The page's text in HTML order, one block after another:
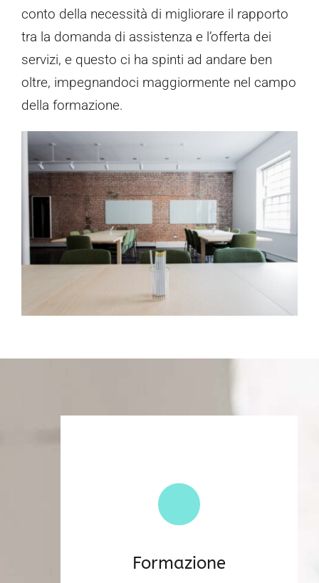
conto della necessità di migliorare il rapporto
tra la domanda di assistenza e l’offerta dei
servizi, e questo ci ha spinti ad andare ben
oltre, impegnandoci maggiormente nel campo
della formazione.
Formazione